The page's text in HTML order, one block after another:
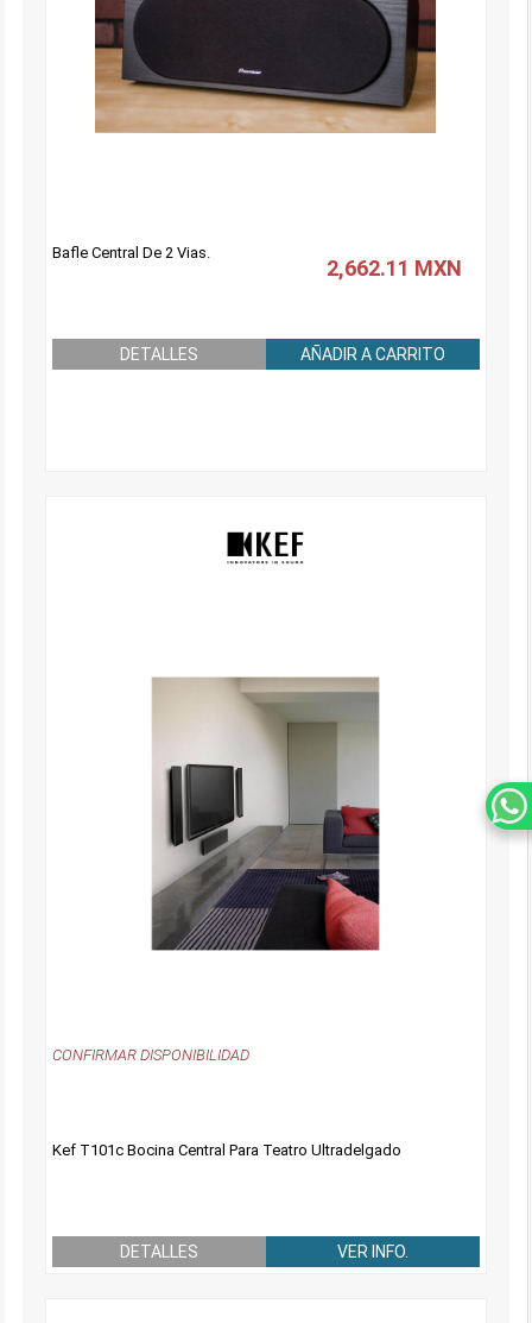
2,662.11 MXN
Bafle Central De 2 Vias.
DETALLES AÑADIR A CARRITO
CONFIRMAR DISPONIBILIDAD
Kef T101c Bocina Central Para Teatro Ultradelgado
DETALLES VER INFO.